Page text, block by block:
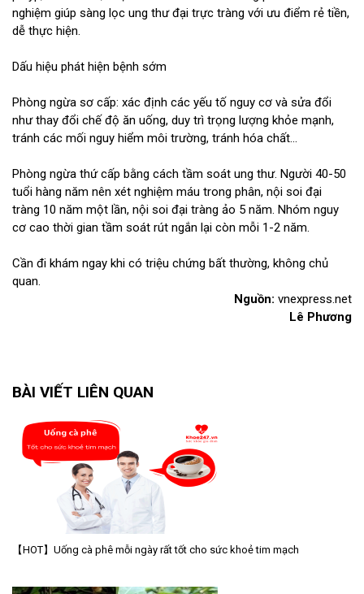
nghiệm giúp sàng lọc ung thư đại trực tràng với ưu điểm rẻ tiền,
dễ thực hiện.
Dấu hiệu phát hiện bệnh sớm
Phòng ngừa sơ cấp: xác định các yếu tố nguy cơ và sửa đổi
như thay đổi chế độ ăn uống, duy trì trọng lượng khỏe mạnh,
tránh các mối nguy hiểm môi trường, tránh hóa chất...
Phòng ngừa thứ cấp bằng cách tầm soát ung thư. Người 40-50
tuổi hàng năm nên xét nghiệm máu trong phân, nội soi đại
tràng 10 năm một lần, nội soi đại tràng ảo 5 năm. Nhóm nguy
cơ cao thời gian tầm soát rút ngắn lại còn mỗi 1-2 năm.
Cần đi khám ngay khi có triệu chứng bất thường, không chủ
quan.
Nguồn: vnexpress.net
Lê Phương
BÀI VIẾT LIÊN QUAN
【HOT】Uống cà phê mỗi ngày rất tốt cho sức khoẻ tim mạch